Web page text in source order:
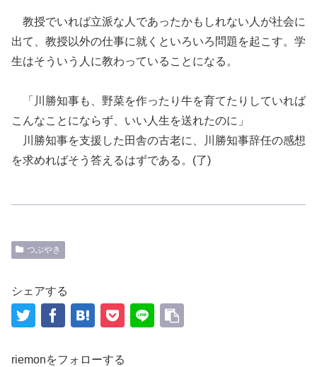
教授でいれば立派な人であったかもしれない人が社会に
出て、教授以外の仕事に就くといろいろ問題を起こす。学
生はそういう人に教わっていることになる。
「 川勝知事も、野菜を作ったり牛を育てたりしていれば
こんなことにならず、いい人生を送れたのに」
川勝知事を支援した 田舎の古老に、川勝知事辞任の感想
を求めればそう答えるはずである。 (了)
つぶやき
シェアする
riemonをフォローする